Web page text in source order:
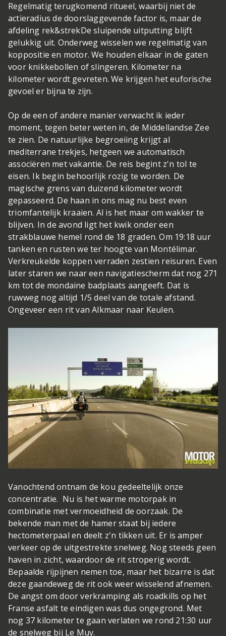
Regelmatig terugkomend ritueel, waarbij niet de
actieradius de doorslaggevende factor is, maar de
afdeling rek&strekDe sluipende uitputting blijft
gelukkig uit. Onderweg wisselen we regelmatig van
koppositie en motor. We houden elkaar in de gaten
voor knikkebollen of slingeren. Kilometer na
kilometer wordt gevreten. We krijgen het euforische
gevoel er bijna te zijn.
Op de een of andere manier verwacht ik ieder
moment, tegen beter weten in, de Middellandse Zee
te zien. De natuurlijke begroeiing krijgt al
mediterrane trekjes, hetgeen we automatisch
associëren met vakantie. De reis begint z'n tol te
eisen. Ik begin behoorlijk rozig te worden. De
magische grens van duizend kilometer wordt
gepasseerd. De haan in ons mag nu best even
triomfantelijk kraaien. Al is het maar om wakker te
blijven. In de avond ligt het kwik onder een
strakblauwe hemel rond de 18 graden. Om 19:18 uur
tanken en rusten we ter hoogte van Montélimar.
Verkreukelde koppen verraden zestien reisuren. Even
later staren we naar een navigatiescherm dat nog 271
km tot de mondaine badplaats aangeeft. Dat is
ruwweg nog altijd 1/5 deel van de totale afstand.
Ongeveer een rit van Alkmaar naar Keulen.
Vanochtend ontnam de kou gedeeltelijk onze
concentratie. Nu is het warme motorpak in
combinatie met vermoeidheid de oorzaak. De
bekende man met de hamer staat bij iedere
hectometerpaal en deelt z'n tikken uit. Er is amper
verkeer op de uitgestrekte snelweg. Nog steeds geen
haven in zicht, waardoor de rit stroperig wordt.
Bepaalde rijpijnen nemen toe, maar het bizarre is dat
deze gaandeweg de rit ook weer wisselend afnemen.
De angst om door verkramping als roadkills op het
Franse asfalt te eindigen was dus ongegrond. Met
nog 37 kilometer te gaan verlaten we rond 21:30 uur
de snelweg bij Le Muy.